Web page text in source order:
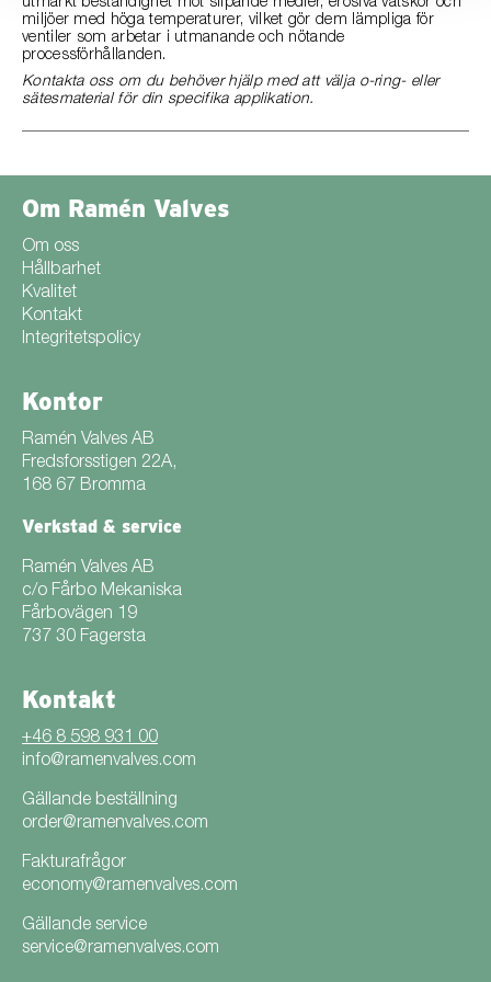
utmärkt beständighet mot slipande medier, erosiva vätskor och
miljöer med höga temperaturer, vilket gör dem lämpliga för
ventiler som arbetar i utmanande och nötande
processförhållanden.
Kontakta oss om du behöver hjälp med att välja o-ring- eller
sätesmaterial för din specifika applikation.
Om Ramén Valves
Om oss
Hållbarhet
Kvalitet
Kontakt
Integritetspolicy
Kontor
Ramén Valves AB
Fredsforsstigen 22A,
168 67 Bromma
Verkstad & service
Ramén Valves AB
c/o Fårbo Mekaniska
Fårbovägen 19
737 30 Fagersta
Kontakt
+46 8 598 931 00
info@ramenvalves.com
Gällande beställning
order@ramenvalves.com
Fakturafrågor
economy@ramenvalves.com
Gällande service
service@ramenvalves.com